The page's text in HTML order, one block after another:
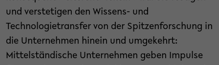
und verstetigen den Wissens- und
Technologietransfer von der Spitzenforschung in
die Unternehmen hinein und umgekehrt:
Mittelständische Unternehmen geben Impulse